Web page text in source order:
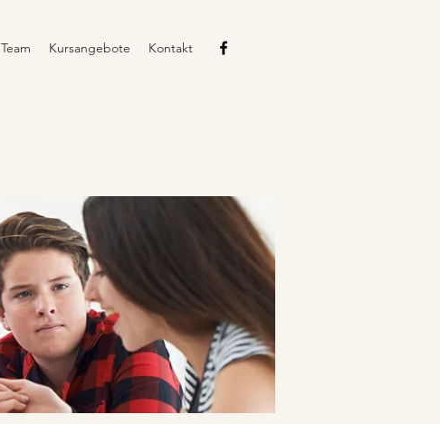
Team Kursangebote Kontakt